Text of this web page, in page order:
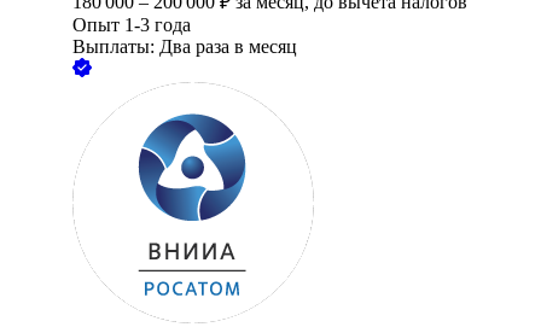
Опыт 1-3 года
Выплаты: Два раза в месяц